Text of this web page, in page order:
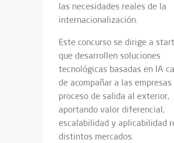
las necesidades reales de la
internacionalización.
Este concurso se dirige a
que desarrollen soluciones
tecnológicas basadas en IA
de acompañar a las empresas
proceso de salida al exterior,
aportando valor diferencial,
escalabilidad y aplicabilidad
distintos mercados.